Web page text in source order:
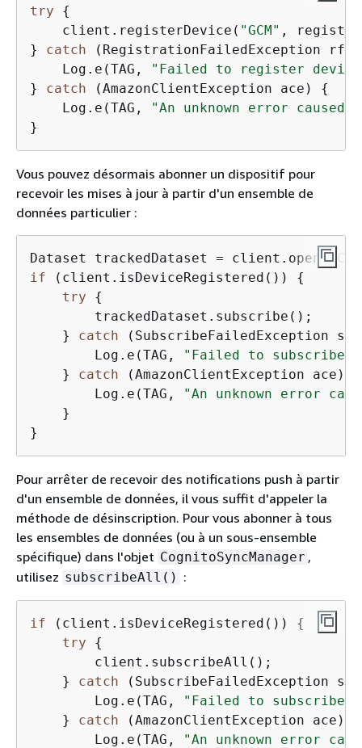
try
{
    client.registerDevice(
"GCM" ,
} catch (RegistrationFailedException
    Log.e(TAG,
"Failed to register
} catch (AmazonClientException ace) {
    Log.e(TAG,
"An unknown error
}
Vous pouvez désormais abonner un dispositif pour
recevoir les mises à jour à partir d'un ensemble de
données particulier :
Dataset trackedDataset =
if (client.isDeviceRegistered()) {
try
{
        trackedDataset.subscribe();
    }
catch (SubscribeFailedException
        Log.e(TAG,
"Failed to subscribe
    }
catch (AmazonClientException ace)
        Log.e(TAG,
"An unknown error
    }
}
Pour arrêter de recevoir des notifications push à partir
d'un ensemble de données, il vous suffit d'appeler la
méthode de désinscription. Pour vous abonner à tous
les ensembles de données (ou à un sous-ensemble
spécifique) dans l'objet CognitoSyncManager ,
utilisez subscribeAll() :
if (client.isDeviceRegistered()) {
try
{
        client.subscribeAll();
    }
catch (SubscribeFailedException
        Log.e(TAG,
"Failed to subscribe
    }
catch (AmazonClientException ace)
        Log.e(TAG,
"An unknown error